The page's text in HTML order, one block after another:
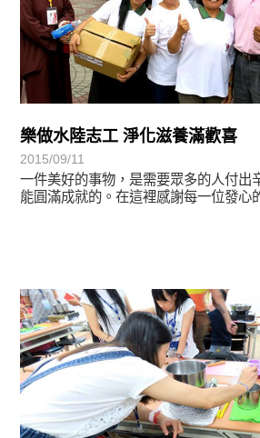
樂做水陸志工 淨化滋養滿歡喜
2015/09/11
一件美好的事物，是需要眾多的人付出
能圓滿成就的。在這裡感謝每一位發心